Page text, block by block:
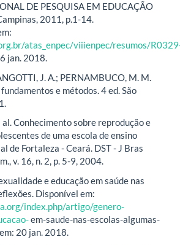
DE PESQUISA EM EDUCAÇÃO
2011, p.1-14.
atas_enpec/viiienpec/resumos/
jan. 2018.
J. A.; PERNAMBUCO, M. M.
e métodos. 4 ed. São
al. Conhecimento sobre reprodução e
de uma escola de ensino
de Fortaleza - Ceará. DST - J Bras
v. 16, n. 2, p. 5-9, 2004.
e educação em saúde nas
Disponível em:
index.php/artigo/genero-
em-saude-nas-escolas-algumas-
20 jan. 2018.